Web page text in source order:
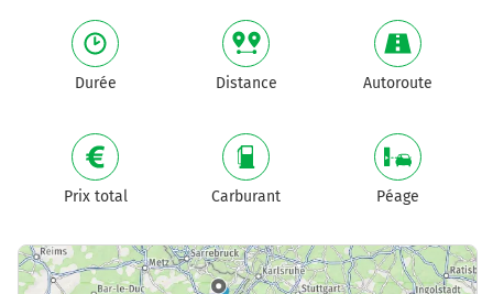
Durée Distance Autoroute
Prix total Carburant Péage